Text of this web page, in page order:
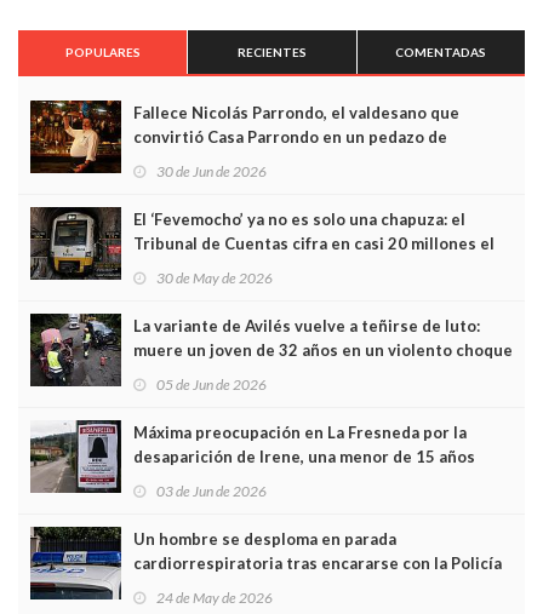
POPULARES RECIENTES COMENTADAS
Fallece Nicolás Parrondo, el valdesano que
convirtió Casa Parrondo en un pedazo de
Asturias en Madrid
30 de Jun de 2026
El ‘Fevemocho’ ya no es solo una chapuza: el
Tribunal de Cuentas cifra en casi 20 millones el
sobrecoste de los trenes que no cabían por los
30 de May de 2026
La variante de Avilés vuelve a teñirse de luto:
muere un joven de 32 años en un violento choque
frontal
05 de Jun de 2026
Máxima preocupación en La Fresneda por la
desaparición de Irene, una menor de 15 años
03 de Jun de 2026
Un hombre se desploma en parada
cardiorrespiratoria tras encararse con la Policía
Local en Luanco
24 de May de 2026